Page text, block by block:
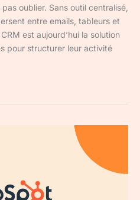
oublier. Sans outil centralisé,
entre emails, tableurs et
est aujourd’hui la solution
pour structurer leur activité